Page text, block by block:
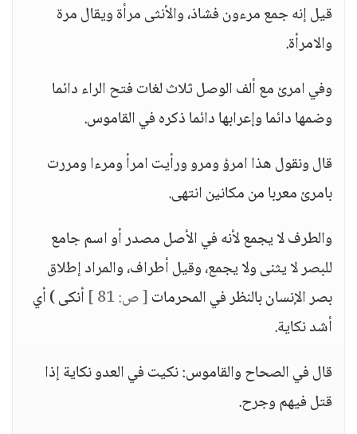
قيل إنه جمع مرءون فشاذ، والأنثى مرأة ويقال مرة
والامرأة.
وفي امرئ مع ألف الوصل ثلاث لغات فتح الراء دائما
وضمها دائما وإعرابها دائما ذكره في القاموس.
قال ونقول هذا امرؤ ومرو ورأيت امرأ ومرءا ومررت
بامرئ معربا من مكانين انتهى.
والطرف لا يجمع لأنه في الأصل مصدر أو اسم جامع
للبصر لا يثنى ولا يجمع، وقيل أطراف، والمراد إطلاق
بصر الإنسان بالنظر في المحرمات[ ص: 81 ]
أنكى ) أي
أشد نكاية.
قال في الصحاح والقاموس: نكيت في العدو نكاية إذا
قتل فيهم وجرح.